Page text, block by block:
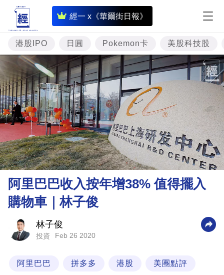
經一 x《華爾街日報》
即
時
財
經
專
題
投
資
樓
市
理
財
商
科
港股IPO 日圓 Pokemon卡 美股科技股
阿里巴巴收入按年增38% 值得擺入
購物車｜林子俊
林子俊
投資 Feb 26 2020
阿里巴巴 拼多多 港股 美團點評